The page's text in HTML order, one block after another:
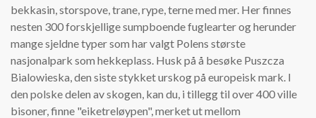
bekkasin, storspove, trane, rype, terne med mer. Her finnes
nesten 300 forskjellige sumpboende fuglearter og herunder
mange sjeldne typer som har valgt Polens største
nasjonalpark som hekkeplass. Husk på å besøke Puszcza
Bialowieska, den siste stykket urskog på europeisk mark. I
den polske delen av skogen, kan du, i tillegg til over 400 ville
bisoner, finne "eiketreløypen", merket ut mellom